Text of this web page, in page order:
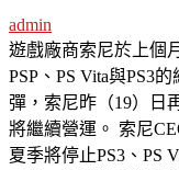
admin
遊戲廠商索尼於上個
PSP、PS Vita與PS3
彈，索尼昨（19）日
將繼續營運。 索尼
夏季將停止PS3、PS